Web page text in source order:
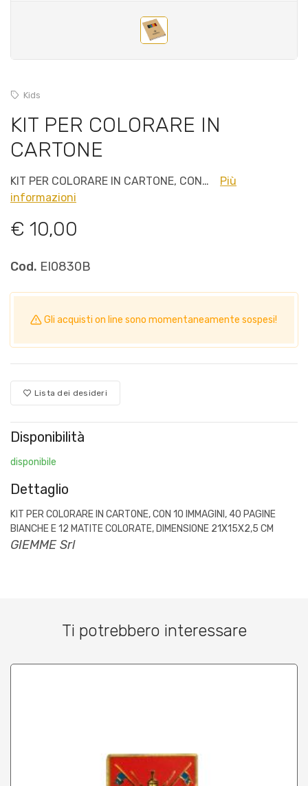
Kids
KIT PER COLORARE IN
CARTONE
KIT PER COLORARE IN CARTONE, CON…
Più
informazioni
€ 10,00
Cod. EI0830B
Gli acquisti on line sono momentaneamente sospesi!
Lista dei desideri
Disponibilità
disponibile
Dettaglio
KIT PER COLORARE IN CARTONE, CON 10 IMMAGINI, 40 PAGINE
BIANCHE E 12 MATITE COLORATE, DIMENSIONE 21X15X2,5 CM
GIEMME Srl
Ti potrebbero interessare